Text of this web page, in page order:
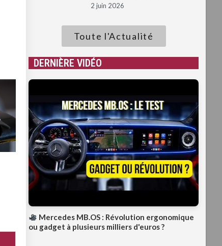
2 juin 2026
Toute l'Actualité
DERNIÈRE VIDÉO
Mercedes MB.OS : Révolution ergonomique
ou gadget à plusieurs milliers d'euros ?